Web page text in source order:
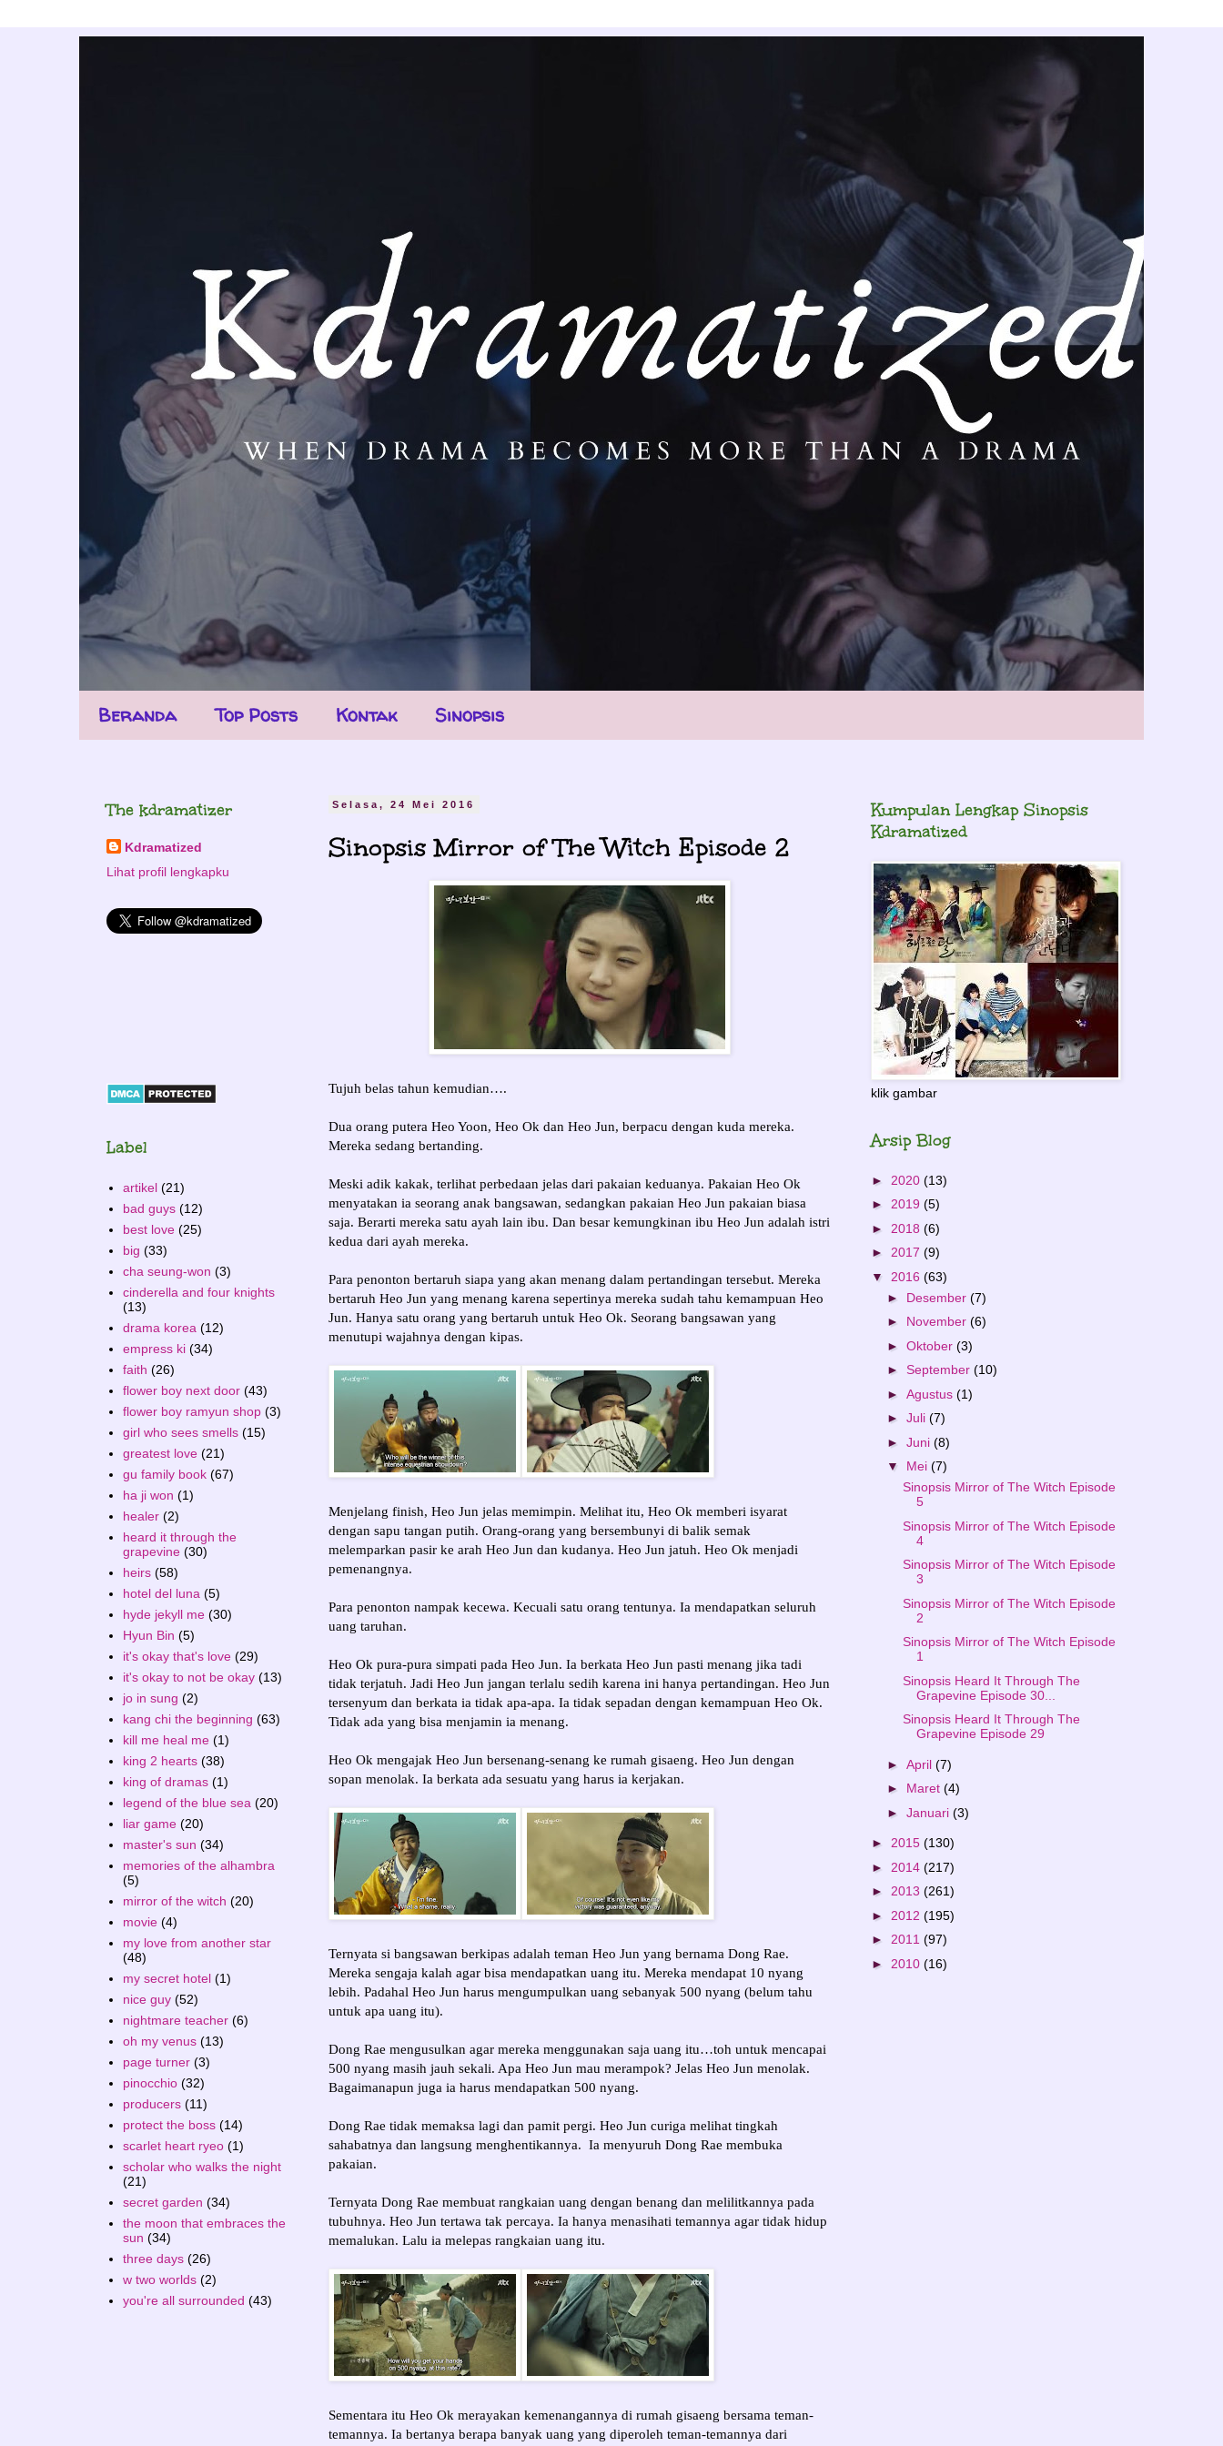
Beranda Top Posts Kontak Sinopsis
Selasa, 24 Mei 2016
Sinopsis Mirror of The Witch Episode 2
Tujuh belas tahun kemudian….
Dua orang putera Heo Yoon, Heo Ok dan Heo Jun, berpacu dengan kuda mereka.
Mereka sedang bertanding.
Meski adik kakak, terlihat perbedaan jelas dari pakaian keduanya. Pakaian Heo Ok
menyatakan ia seorang anak bangsawan, sedangkan pakaian Heo Jun pakaian biasa
saja. Berarti mereka satu ayah lain ibu. Dan besar kemungkinan ibu Heo Jun adalah istri
kedua dari ayah mereka.
Para penonton bertaruh siapa yang akan menang dalam pertandingan tersebut. Mereka
bertaruh Heo Jun yang menang karena sepertinya mereka sudah tahu kemampuan Heo
Jun. Hanya satu orang yang bertaruh untuk Heo Ok. Seorang bangsawan yang
menutupi wajahnya dengan kipas.
Menjelang finish, Heo Jun jelas memimpin. Melihat itu, Heo Ok memberi isyarat
dengan sapu tangan putih. Orang-orang yang bersembunyi di balik semak
melemparkan pasir ke arah Heo Jun dan kudanya. Heo Jun jatuh. Heo Ok menjadi
pemenangnya.
Para penonton nampak kecewa. Kecuali satu orang tentunya. Ia mendapatkan seluruh
uang taruhan.
Heo Ok pura-pura simpati pada Heo Jun. Ia berkata Heo Jun pasti menang jika tadi
tidak terjatuh. Jadi Heo Jun jangan terlalu sedih karena ini hanya pertandingan. Heo Jun
tersenyum dan berkata ia tidak apa-apa. Ia tidak sepadan dengan kemampuan Heo Ok.
Tidak ada yang bisa menjamin ia menang.
Heo Ok mengajak Heo Jun bersenang-senang ke rumah gisaeng. Heo Jun dengan
sopan menolak. Ia berkata ada sesuatu yang harus ia kerjakan.
Ternyata si bangsawan berkipas adalah teman Heo Jun yang bernama Dong Rae.
Mereka sengaja kalah agar bisa mendapatkan uang itu. Mereka mendapat 10 nyang
lebih. Padahal Heo Jun harus mengumpulkan uang sebanyak 500 nyang (belum tahu
untuk apa uang itu).
Dong Rae mengusulkan agar mereka menggunakan saja uang itu…toh untuk mencapai
500 nyang masih jauh sekali. Apa Heo Jun mau merampok? Jelas Heo Jun menolak.
Bagaimanapun juga ia harus mendapatkan 500 nyang.
Dong Rae tidak memaksa lagi dan pamit pergi. Heo Jun curiga melihat tingkah
sahabatnya dan langsung menghentikannya. Ia menyuruh Dong Rae membuka
pakaian.
Ternyata Dong Rae membuat rangkaian uang dengan benang dan melilitkannya pada
tubuhnya. Heo Jun tertawa tak percaya. Ia hanya menasihati temannya agar tidak hidup
memalukan. Lalu ia melepas rangkaian uang itu.
Sementara itu Heo Ok merayakan kemenangannya di rumah gisaeng bersama teman-
temannya. Ia bertanya berapa banyak uang yang diperoleh teman-temannya dari
The kdramatizer
Kdramatized
Lihat profil lengkapku
Label
artikel (21)
bad guys (12)
best love (25)
big (33)
cha seung-won (3)
cinderella and four knights
(13)
drama korea (12)
empress ki (34)
faith (26)
flower boy next door (43)
flower boy ramyun shop (3)
girl who sees smells (15)
greatest love (21)
gu family book (67)
ha ji won (1)
healer (2)
heard it through the
grapevine (30)
heirs (58)
hotel del luna (5)
hyde jekyll me (30)
Hyun Bin (5)
it's okay that's love (29)
it's okay to not be okay (13)
jo in sung (2)
kang chi the beginning (63)
kill me heal me (1)
king 2 hearts (38)
king of dramas (1)
legend of the blue sea (20)
liar game (20)
master's sun (34)
memories of the alhambra
(5)
mirror of the witch (20)
movie (4)
my love from another star
(48)
my secret hotel (1)
nice guy (52)
nightmare teacher (6)
oh my venus (13)
page turner (3)
pinocchio (32)
producers (11)
protect the boss (14)
scarlet heart ryeo (1)
scholar who walks the night
(21)
secret garden (34)
the moon that embraces the
sun (34)
three days (26)
w two worlds (2)
you're all surrounded (43)
Kumpulan Lengkap Sinopsis
Kdramatized
klik gambar
Arsip Blog
► 2020 (13)
► 2019 (5)
► 2018 (6)
► 2017 (9)
▼ 2016 (63)
► Desember (7)
► November (6)
► Oktober (3)
► September (10)
► Agustus (1)
► Juli (7)
► Juni (8)
▼ Mei (7)
Sinopsis Mirror of The Witch Episode
5
Sinopsis Mirror of The Witch Episode
4
Sinopsis Mirror of The Witch Episode
3
Sinopsis Mirror of The Witch Episode
2
Sinopsis Mirror of The Witch Episode
1
Sinopsis Heard It Through The
Grapevine Episode 30...
Sinopsis Heard It Through The
Grapevine Episode 29
► April (7)
► Maret (4)
► Januari (3)
► 2015 (130)
► 2014 (217)
► 2013 (261)
► 2012 (195)
► 2011 (97)
► 2010 (16)